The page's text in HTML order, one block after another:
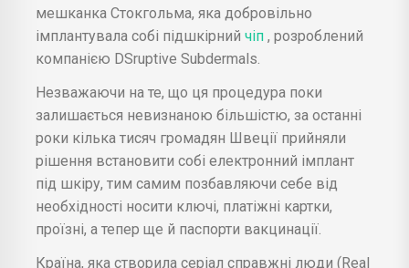
мешканка Стокгольма, яка добровільно
імплантувала собі підшкірний чіп , розроблений
компанією DSruptive Subdermals.
Незважаючи на те, що ця процедура поки
залишається невизнаною більшістю, за останні
роки кілька тисяч громадян Швеції прийняли
рішення встановити собі електронний імплант
під шкіру, тим самим позбавляючи себе від
необхідності носити ключі, платіжні картки,
проїзні, а тепер ще й паспорти вакцинації.
Країна, яка створила серіал справжні люди (Real